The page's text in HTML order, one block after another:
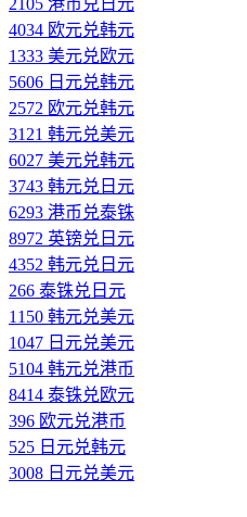
2105 港币兑日元
4034 欧元兑韩元
1333 美元兑欧元
5606 日元兑韩元
2572 欧元兑韩元
3121 韩元兑美元
6027 美元兑韩元
3743 韩元兑日元
6293 港币兑泰铢
8972 英镑兑日元
4352 韩元兑日元
266 泰铢兑日元
1150 韩元兑美元
1047 日元兑美元
5104 韩元兑港币
8414 泰铢兑欧元
396 欧元兑港币
525 日元兑韩元
3008 日元兑美元